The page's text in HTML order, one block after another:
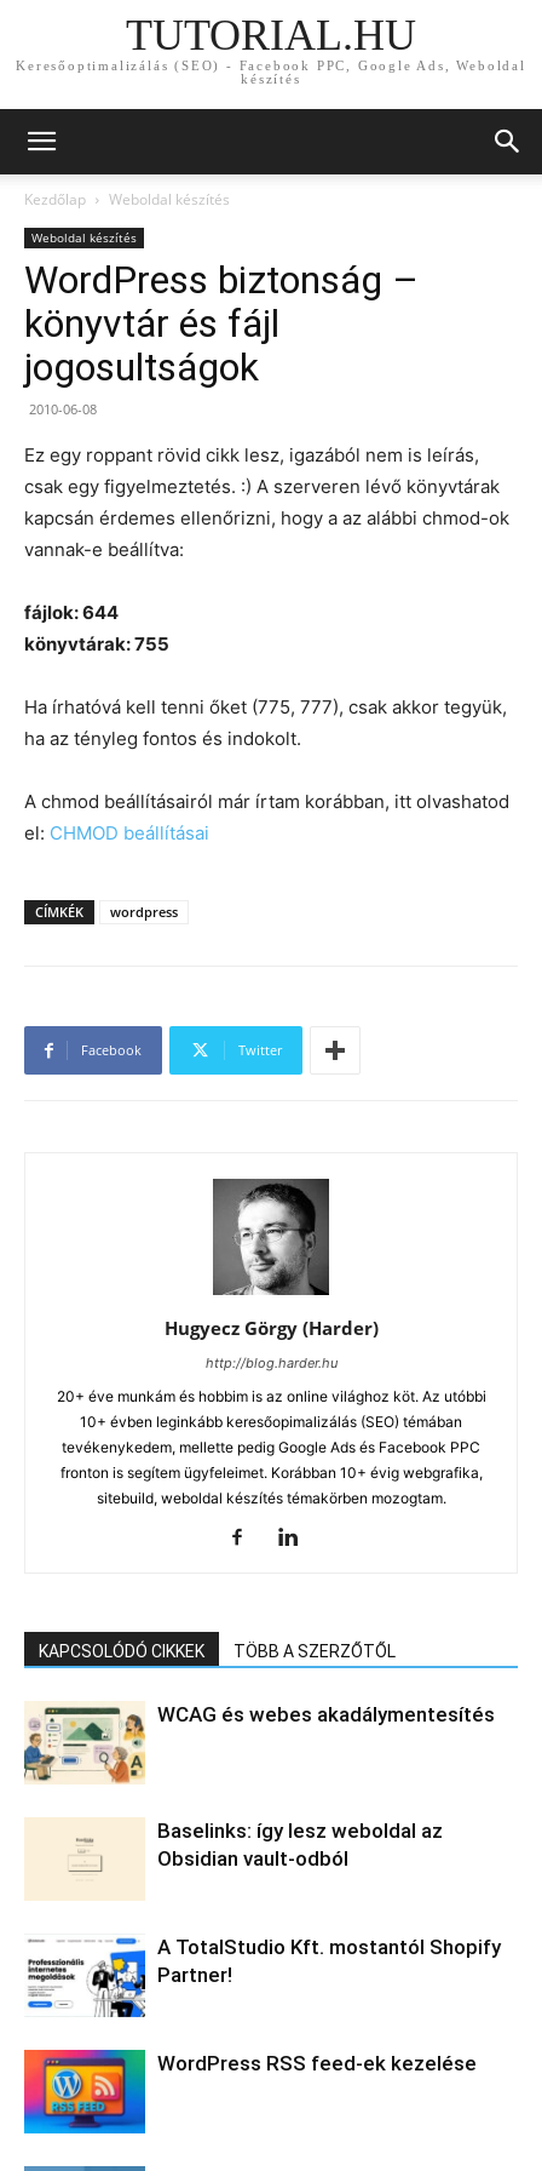
TUTORIAL.HU
Keresőoptimalizálás (SEO) - Facebook PPC, Google Ads, Weboldal
készítés
Kezdőlap Weboldal készítés
Weboldal készítés
WordPress biztonság –
könyvtár és fájl
jogosultságok
2010-06-08
Ez egy roppant rövid cikk lesz, igazából nem is leírás,
csak egy figyelmeztetés. :) A szerveren lévő könyvtárak
kapcsán érdemes ellenőrizni, hogy a az alábbi chmod-ok
vannak-e beállítva:
fájlok: 644
könyvtárak: 755
Ha írhatóvá kell tenni őket (775, 777), csak akkor tegyük,
ha az tényleg fontos és indokolt.
A chmod beállításairól már írtam korábban, itt olvashatod
el: CHMOD beállításai
CÍMKÉK wordpress
Facebook Twitter
Hugyecz Görgy (Harder)
http://blog.harder.hu
20+ éve munkám és hobbim is az online világhoz köt. Az utóbbi
10+ évben leginkább keresőopimalizálás (SEO) témában
tevékenykedem, mellette pedig Google Ads és Facebook PPC
fronton is segítem ügyfeleimet. Korábban 10+ évig webgrafika,
sitebuild, weboldal készítés témakörben mozogtam.
KAPCSOLÓDÓ CIKKEK TÖBB A SZERZŐTŐL
WCAG és webes akadálymentesítés
Baselinks: így lesz weboldal az
Obsidian vault-odból
A TotalStudio Kft. mostantól Shopify
Partner!
WordPress RSS feed-ek kezelése